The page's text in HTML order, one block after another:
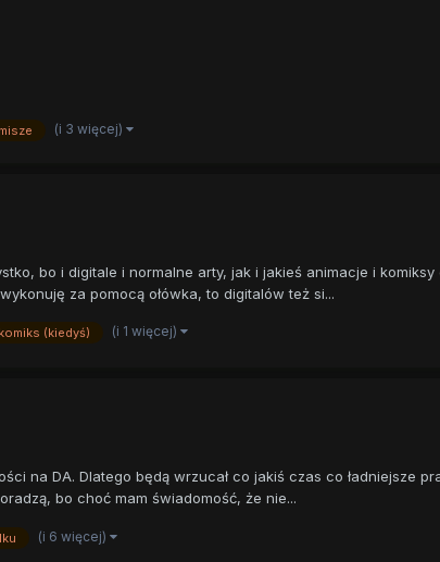
(i 3 więcej)
bo i digitale i normalne arty, jak i jakieś animacje i
za pomocą ołówka, to digitalów też si...
komiks (kiedyś) (i 1 więcej)
na DA. Dlatego będą wrzucał co jakiś czas co ładniejsze
bo choć mam świadomość, że nie...
(i 6 więcej)